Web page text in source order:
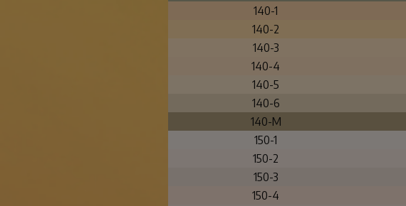
140-1
140-2
140-3
140-4
140-5
140-6
140-M
150-1
150-2
150-3
150-4